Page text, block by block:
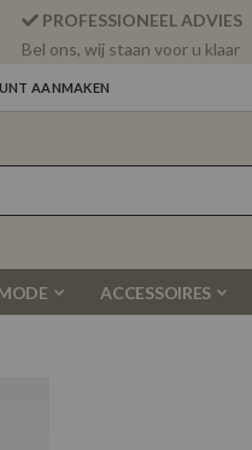
PROFESSIONEEL ADVIES
Bel ons, wij staan voor u klaar
AANMAKEN
ACCESSOIRES